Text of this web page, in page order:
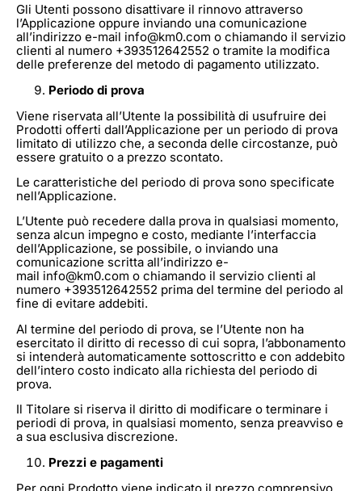
Gli Utenti possono disattivare il rinnovo attraverso
l’Applicazione oppure inviando una comunicazione
all’indirizzo e-mail info@km0.com o chiamando il servizio
clienti al numero +393512642552 o tramite la modifica
delle preferenze del metodo di pagamento utilizzato.
Periodo di prova
Viene riservata all’Utente la possibilità di usufruire dei
Prodotti offerti dall’Applicazione per un periodo di prova
limitato di utilizzo che, a seconda delle circostanze, può
essere gratuito o a prezzo scontato.
Le caratteristiche del periodo di prova sono specificate
nell’Applicazione.
L’Utente può recedere dalla prova in qualsiasi momento,
senza alcun impegno e costo, mediante l’interfaccia
dell’Applicazione, se possibile, o inviando una
comunicazione scritta all’indirizzo e-
mail info@km0.com o chiamando il servizio clienti al
numero +393512642552 prima del termine del periodo al
fine di evitare addebiti.
Al termine del periodo di prova, se l’Utente non ha
esercitato il diritto di recesso di cui sopra, l’abbonamento
si intenderà automaticamente sottoscritto e con addebito
dell’intero costo indicato alla richiesta del periodo di
prova.
Il Titolare si riserva il diritto di modificare o terminare i
periodi di prova, in qualsiasi momento, senza preavviso e
a sua esclusiva discrezione.
Prezzi e pagamenti